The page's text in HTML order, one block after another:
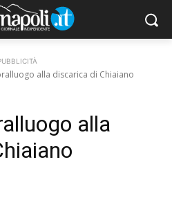
alla discarica di Chiaiano
alla